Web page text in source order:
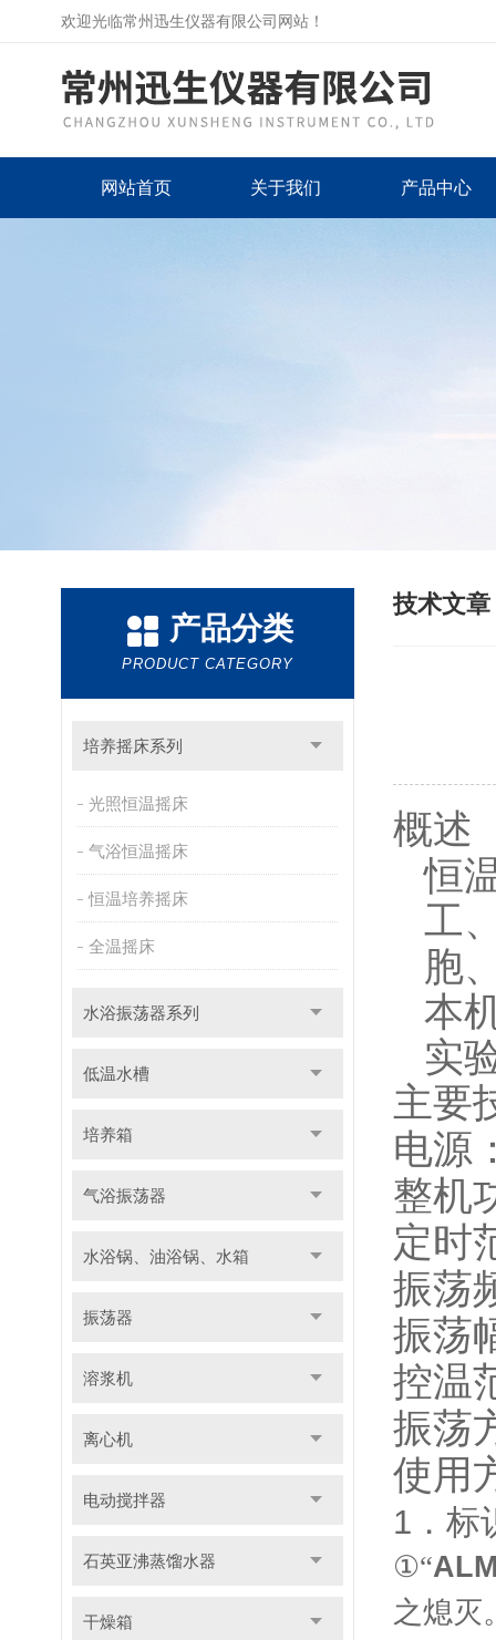
欢迎光临常州迅生仪器有限公司网站！
网站首页 关于我们 产品中心
产品分类
PRODUCT CATEGORY
培养摇床系列
光照恒温摇床
气浴恒温摇床
恒温培养摇床
全温摇床
水浴振荡器系列
低温水槽
培养箱
气浴振荡器
水浴锅、油浴锅、水箱
振荡器
溶浆机
离心机
电动搅拌器
石英亚沸蒸馏水器
干燥箱
技术文章
概述
恒
工
胞
本
实
主要
电源
整机
定时
振荡
振荡
控温
振荡
使用
1 ．
①“
之熄灭